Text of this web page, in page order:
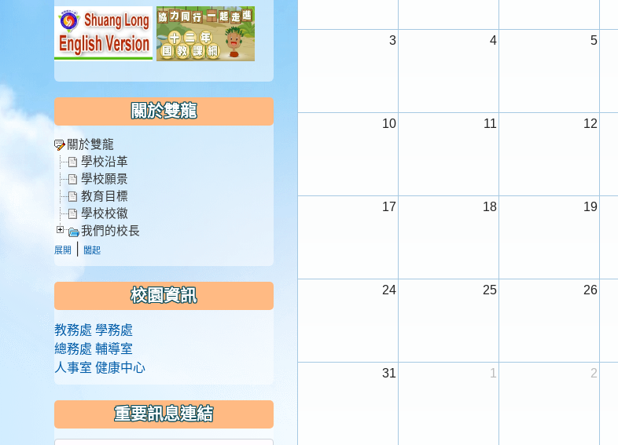
3 4 5
10 11 12
17 18 19
24 25 26
31 1 2
關於雙龍
關於雙龍
學校沿革
學校願景
教育目標
學校校徽
我們的校長
展開 闔起
校園資訊
教務處 學務處
總務處 輔導室
人事室 健康中心
重要訊息連結